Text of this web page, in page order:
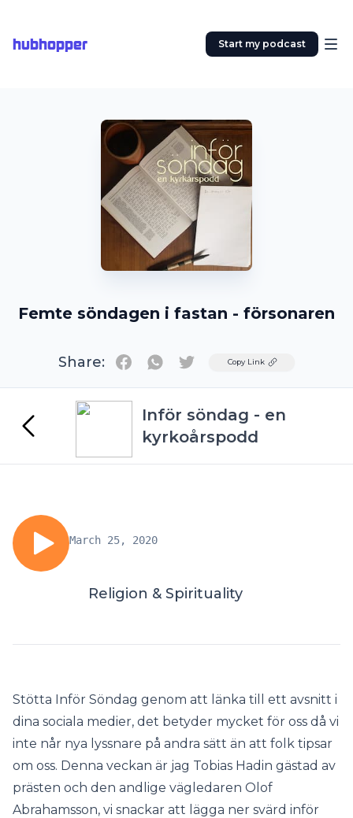
hubhopper Start my podcast
Femte söndagen i fastan - försonaren
Share: TwitterCopy Link
Inför söndag - en
kyrkoårspodd
March 25, 2020
Religion & Spirituality
Stötta Inför Söndag genom att länka till ett avsnitt i
dina sociala medier, det betyder mycket för oss då vi
inte når nya lyssnare på andra sätt än att folk tipsar
om oss. Denna veckan är jag Tobias Hadin gästad av
prästen och den andlige vägledaren Olof
Abrahamsson, vi snackar att lägga ner svärd inför